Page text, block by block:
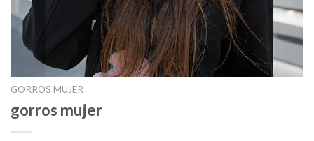
GORROS MUJER
gorros mujer